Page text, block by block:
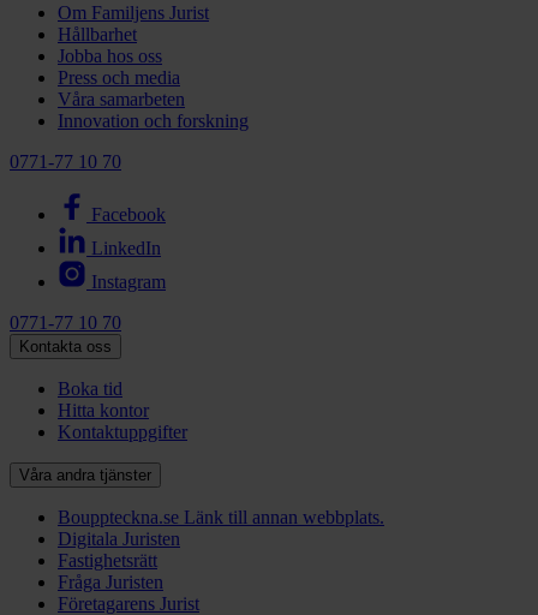
Om Familjens Jurist
Hållbarhet
Jobba hos oss
Press och media
Våra samarbeten
Innovation och forskning
0771-77 10 70
Facebook
LinkedIn
Instagram
0771-77 10 70
Kontakta oss
Boka tid
Hitta kontor
Kontaktuppgifter
Våra andra tjänster
Bouppteckna.se Länk till annan webbplats.
Digitala Juristen
Fastighetsrätt
Fråga Juristen
Företagarens Jurist